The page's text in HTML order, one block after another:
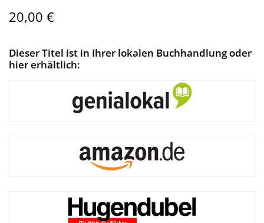
20,00 €
Dieser Titel ist in Ihrer lokalen Buchhandlung oder
hier erhältlich: